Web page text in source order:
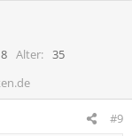
Alter
35
#9